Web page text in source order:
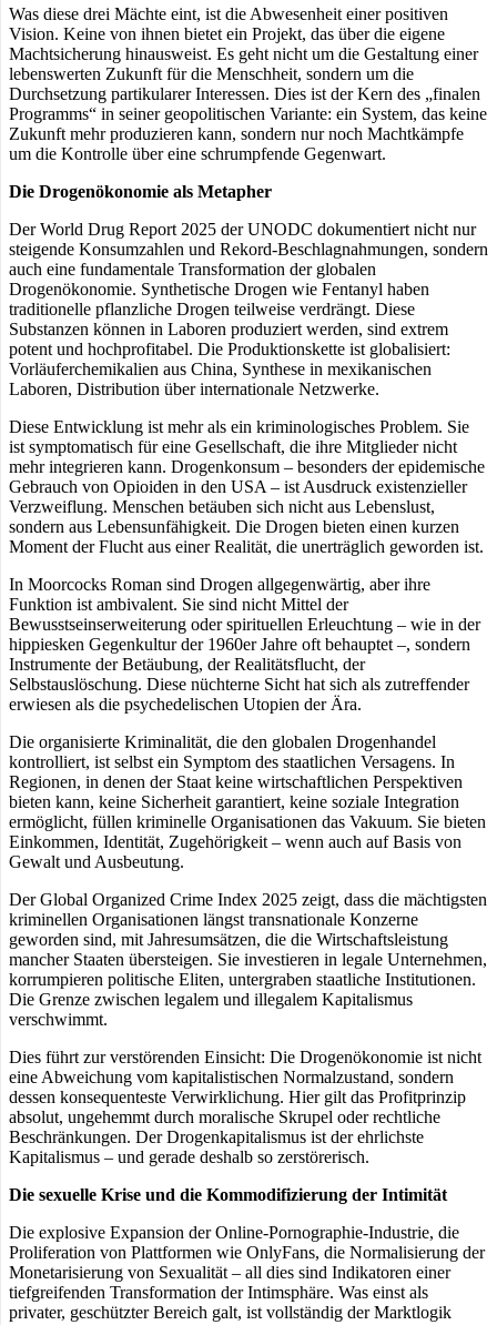
Was diese drei Mächte eint, ist die Abwesenheit einer positiven
Vision. Keine von ihnen bietet ein Projekt, das über die eigene
Machtsicherung hinausweist. Es geht nicht um die Gestaltung einer
lebenswerten Zukunft für die Menschheit, sondern um die
Durchsetzung partikularer Interessen. Dies ist der Kern des „finalen
Programms“ in seiner geopolitischen Variante: ein System, das keine
Zukunft mehr produzieren kann, sondern nur noch Machtkämpfe
um die Kontrolle über eine schrumpfende Gegenwart.
Die Drogenökonomie als Metapher
Der World Drug Report 2025 der UNODC dokumentiert nicht nur
steigende Konsumzahlen und Rekord-Beschlagnahmungen, sondern
auch eine fundamentale Transformation der globalen
Drogenökonomie. Synthetische Drogen wie Fentanyl haben
traditionelle pflanzliche Drogen teilweise verdrängt. Diese
Substanzen können in Laboren produziert werden, sind extrem
potent und hochprofitabel. Die Produktionskette ist globalisiert:
Vorläuferchemikalien aus China, Synthese in mexikanischen
Laboren, Distribution über internationale Netzwerke.
Diese Entwicklung ist mehr als ein kriminologisches Problem. Sie
ist symptomatisch für eine Gesellschaft, die ihre Mitglieder nicht
mehr integrieren kann. Drogenkonsum – besonders der epidemische
Gebrauch von Opioiden in den USA – ist Ausdruck existenzieller
Verzweiflung. Menschen betäuben sich nicht aus Lebenslust,
sondern aus Lebensunfähigkeit. Die Drogen bieten einen kurzen
Moment der Flucht aus einer Realität, die unerträglich geworden ist.
In Moorcocks Roman sind Drogen allgegenwärtig, aber ihre
Funktion ist ambivalent. Sie sind nicht Mittel der
Bewusstseinserweiterung oder spirituellen Erleuchtung – wie in der
hippiesken Gegenkultur der 1960er Jahre oft behauptet –, sondern
Instrumente der Betäubung, der Realitätsflucht, der
Selbstauslöschung. Diese nüchterne Sicht hat sich als zutreffender
erwiesen als die psychedelischen Utopien der Ära.
Die organisierte Kriminalität, die den globalen Drogenhandel
kontrolliert, ist selbst ein Symptom des staatlichen Versagens. In
Regionen, in denen der Staat keine wirtschaftlichen Perspektiven
bieten kann, keine Sicherheit garantiert, keine soziale Integration
ermöglicht, füllen kriminelle Organisationen das Vakuum. Sie bieten
Einkommen, Identität, Zugehörigkeit – wenn auch auf Basis von
Gewalt und Ausbeutung.
Der Global Organized Crime Index 2025 zeigt, dass die mächtigsten
kriminellen Organisationen längst transnationale Konzerne
geworden sind, mit Jahresumsätzen, die die Wirtschaftsleistung
mancher Staaten übersteigen. Sie investieren in legale Unternehmen,
korrumpieren politische Eliten, untergraben staatliche Institutionen.
Die Grenze zwischen legalem und illegalem Kapitalismus
verschwimmt.
Dies führt zur verstörenden Einsicht: Die Drogenökonomie ist nicht
eine Abweichung vom kapitalistischen Normalzustand, sondern
dessen konsequenteste Verwirklichung. Hier gilt das Profitprinzip
absolut, ungehemmt durch moralische Skrupel oder rechtliche
Beschränkungen. Der Drogenkapitalismus ist der ehrlichste
Kapitalismus – und gerade deshalb so zerstörerisch.
Die sexuelle Krise und die Kommodifizierung der Intimität
Die explosive Expansion der Online-Pornographie-Industrie, die
Proliferation von Plattformen wie OnlyFans, die Normalisierung der
Monetarisierung von Sexualität – all dies sind Indikatoren einer
tiefgreifenden Transformation der Intimsphäre. Was einst als
privater, geschützter Bereich galt, ist vollständig der Marktlogik